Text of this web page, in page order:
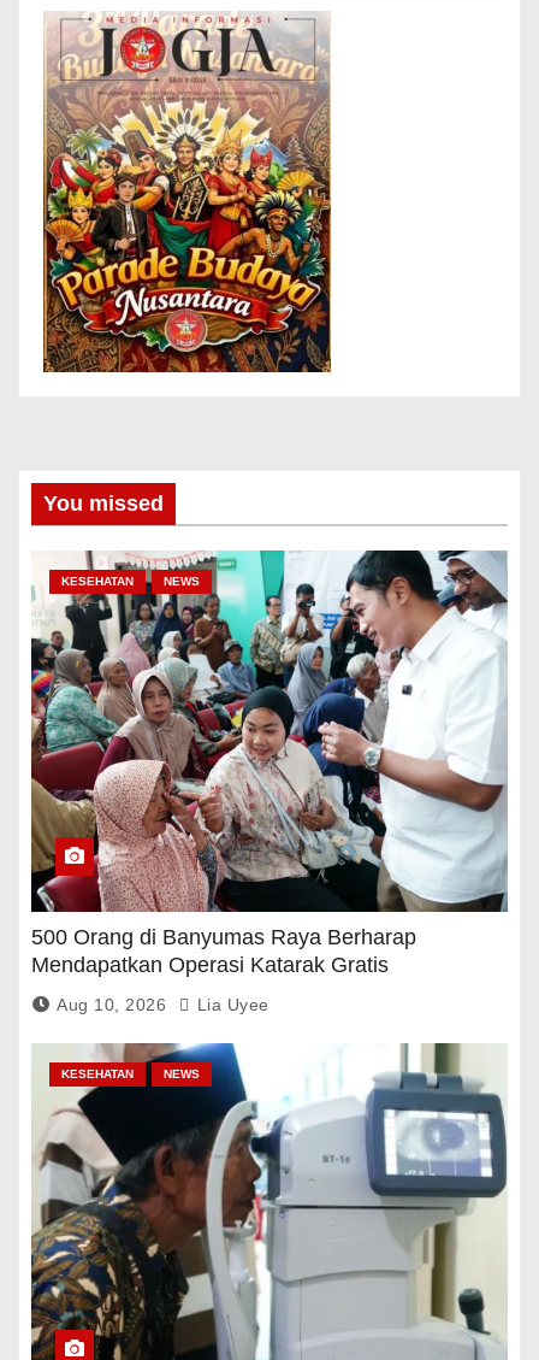
You missed
KESEHATAN NEWS
500 Orang di Banyumas Raya Berharap
Mendapatkan Operasi Katarak Gratis
Aug 10, 2026 Lia Uyee
KESEHATAN NEWS